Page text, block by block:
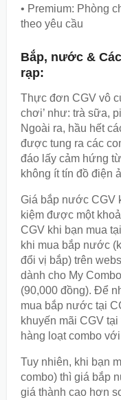
• Premium: Phòng
theo yêu cầu
Bắp, nước &
rạp:
Thực đơn CGV vô
chơi’ như: trà sữa,
Ngoài ra, hầu hết
được tung ra các
đáo lấy cảm hứng
không ít tín đồ điện
Giá bắp nước CGV
kiệm được một
CGV khi bạn mua
khi mua bắp nước
đổi vị bắp) trên
dành cho My
(90,000 đồng). Để
mua bắp nước tại
khuyến mãi CGV
hàng loạt combo
Tuy nhiên, khi bạn
combo) thì giá bắp
giá thành cao hơn